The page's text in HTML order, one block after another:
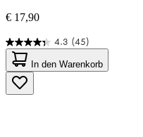
€ 17,90
4.3 (45)
4.3
von
5
Sternen.
45
In den Warenkorb